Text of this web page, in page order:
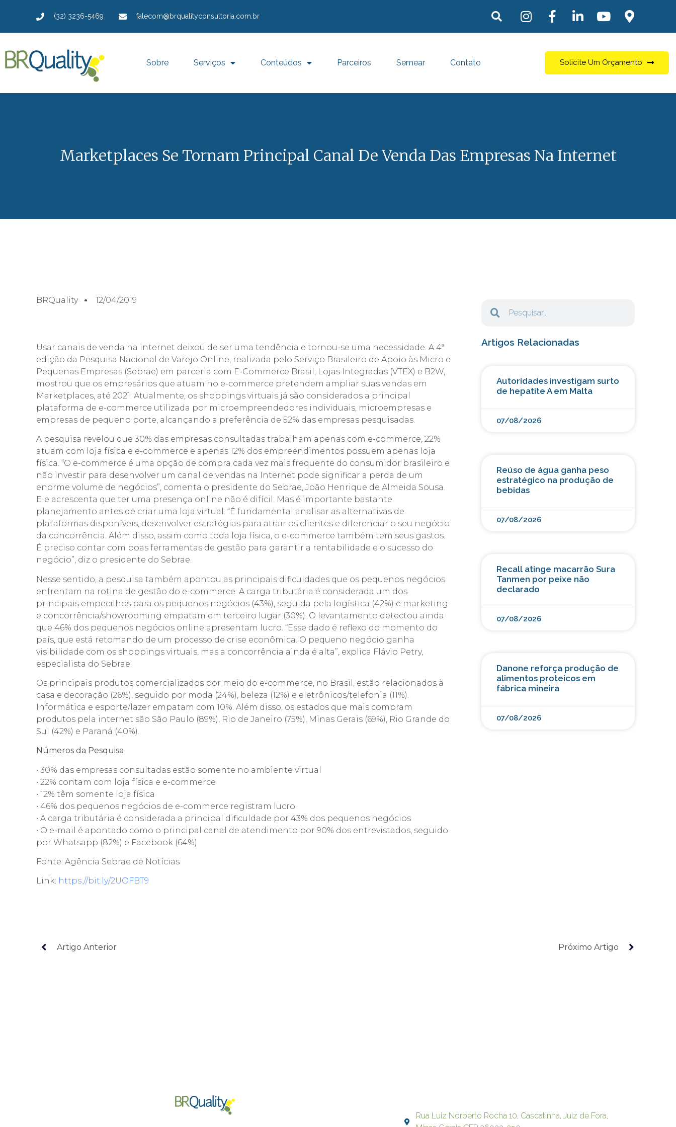
(32) 3236-5469 falecom@brqualityconsultoria.com.br
Sobre Serviços Conteúdos Parceiros Semear Contato Solicite Um Orçamento
Marketplaces Se Tornam Principal Canal De Venda Das Empresas Na Internet
BRQuality 12/04/2019
Usar canais de venda na internet deixou de ser uma tendência e tornou-se uma necessidade. A 4ª
edição da Pesquisa Nacional de Varejo Online, realizada pelo Serviço Brasileiro de Apoio às Micro e
Pequenas Empresas (Sebrae) em parceria com E-Commerce Brasil, Lojas Integradas (VTEX) e B2W,
mostrou que os empresários que atuam no e-commerce pretendem ampliar suas vendas em
Marketplaces, até 2021. Atualmente, os shoppings virtuais já são considerados a principal
plataforma de e-commerce utilizada por microempreendedores individuais, microempresas e
empresas de pequeno porte, alcançando a preferência de 52% das empresas pesquisadas.
A pesquisa revelou que 30% das empresas consultadas trabalham apenas com e-commerce, 22%
atuam com loja física e e-commerce e apenas 12% dos empreendimentos possuem apenas loja
física. “O e-commerce é uma opção de compra cada vez mais frequente do consumidor brasileiro e
não investir para desenvolver um canal de vendas na Internet pode significar a perda de um
enorme volume de negócios”, comenta o presidente do Sebrae, João Henrique de Almeida Sousa.
Ele acrescenta que ter uma presença online não é difícil. Mas é importante bastante
planejamento antes de criar uma loja virtual. “É fundamental analisar as alternativas de
plataformas disponíveis, desenvolver estratégias para atrair os clientes e diferenciar o seu negócio
da concorrência. Além disso, assim como toda loja física, o e-commerce também tem seus gastos.
É preciso contar com boas ferramentas de gestão para garantir a rentabilidade e o sucesso do
negócio”, diz o presidente do Sebrae.
Nesse sentido, a pesquisa também apontou as principais dificuldades que os pequenos negócios
enfrentam na rotina de gestão do e-commerce. A carga tributária é considerada um dos
principais empecilhos para os pequenos negócios (43%), seguida pela logística (42%) e marketing
e concorrência/showrooming empatam em terceiro lugar (30%). O levantamento detectou ainda
que 46% dos pequenos negócios online apresentam lucro. “Esse dado é reflexo do momento do
país, que está retomando de um processo de crise econômica. O pequeno negócio ganha
visibilidade com os shoppings virtuais, mas a concorrência ainda é alta”, explica Flávio Petry,
especialista do Sebrae.
Os principais produtos comercializados por meio do e-commerce, no Brasil, estão relacionados à
casa e decoração (26%), seguido por moda (24%), beleza (12%) e eletrônicos/telefonia (11%).
Informática e esporte/lazer empatam com 10%. Além disso, os estados que mais compram
produtos pela internet são São Paulo (89%), Rio de Janeiro (75%), Minas Gerais (69%), Rio Grande do
Sul (42%) e Paraná (40%).
Números da Pesquisa
• 30% das empresas consultadas estão somente no ambiente virtual
• 22% contam com loja física e e-commerce
• 12% têm somente loja física
• 46% dos pequenos negócios de e-commerce registram lucro
• A carga tributária é considerada a principal dificuldade por 43% dos pequenos negócios
• O e-mail é apontado como o principal canal de atendimento por 90% dos entrevistados, seguido
por Whatsapp (82%) e Facebook (64%)
Fonte: Agência Sebrae de Notícias
Link: https://bit.ly/2UOFBT9
Artigos Relacionadas
Autoridades investigam surto
de hepatite A em Malta
07/08/2026
Reúso de água ganha peso
estratégico na produção de
bebidas
07/08/2026
Recall atinge macarrão Sura
Tanmen por peixe não
declarado
07/08/2026
Danone reforça produção de
alimentos proteicos em
fábrica mineira
07/08/2026
Artigo Anterior Próximo Artigo
Rua Luiz Norberto Rocha 10, Cascatinha, Juiz de Fora,